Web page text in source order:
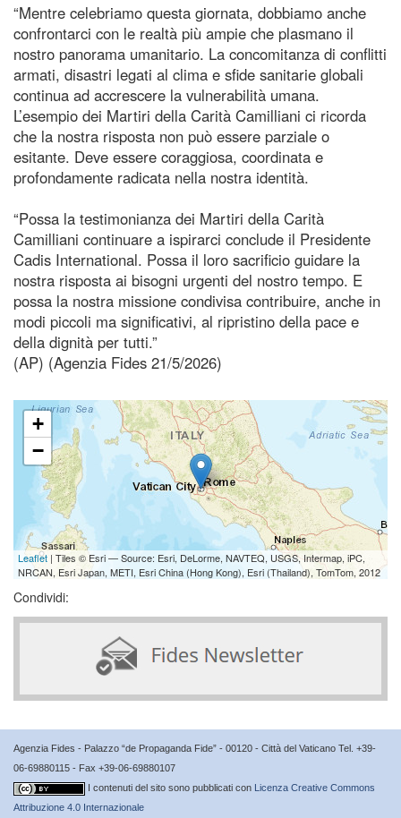
“Mentre celebriamo questa giornata, dobbiamo anche
confrontarci con le realtà più ampie che plasmano il
nostro panorama umanitario. La concomitanza di conflitti
armati, disastri legati al clima e sfide sanitarie globali
continua ad accrescere la vulnerabilità umana.
L’esempio dei Martiri della Carità Camilliani ci ricorda
che la nostra risposta non può essere parziale o
esitante. Deve essere coraggiosa, coordinata e
profondamente radicata nella nostra identità.
“Possa la testimonianza dei Martiri della Carità
Camilliani continuare a ispirarci conclude il Presidente
Cadis International. Possa il loro sacrificio guidare la
nostra risposta ai bisogni urgenti del nostro tempo. E
possa la nostra missione condivisa contribuire, anche in
modi piccoli ma significativi, al ripristino della pace e
della dignità per tutti.”
(AP) (Agenzia Fides 21/5/2026)
+
−
Leaflet | Tiles © Esri — Source: Esri, DeLorme, NAVTEQ, USGS, Intermap, iPC,
NRCAN, Esri Japan, METI, Esri China (Hong Kong), Esri (Thailand), TomTom, 2012
Condividi:
Agenzia Fides - Palazzo “de Propaganda Fide” - 00120 - Città del Vaticano Tel. +39-
06-69880115 - Fax +39-06-69880107
I contenuti del sito sono pubblicati con Licenza Creative Commons
Attribuzione 4.0 Internazionale